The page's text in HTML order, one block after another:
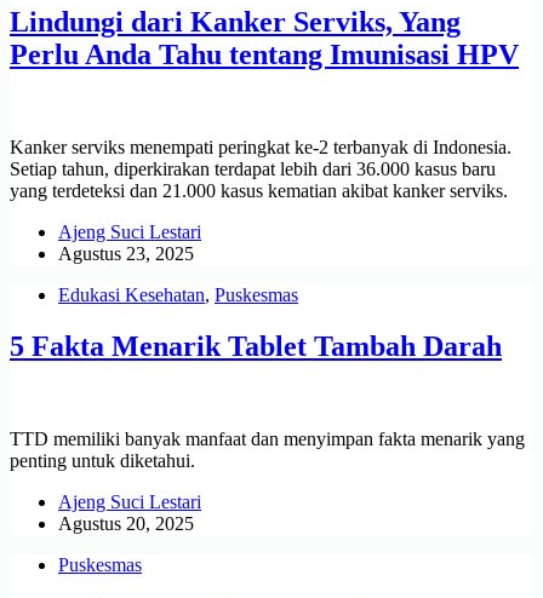
Lindungi dari Kanker Serviks, Yang
Perlu Anda Tahu tentang Imunisasi HPV
Kanker serviks menempati peringkat ke-2 terbanyak di Indonesia.
Setiap tahun, diperkirakan terdapat lebih dari 36.000 kasus baru
yang terdeteksi dan 21.000 kasus kematian akibat kanker serviks.
Ajeng Suci Lestari
Agustus 23, 2025
Edukasi Kesehatan, Puskesmas
5 Fakta Menarik Tablet Tambah Darah
TTD memiliki banyak manfaat dan menyimpan fakta menarik yang
penting untuk diketahui.
Ajeng Suci Lestari
Agustus 20, 2025
Puskesmas